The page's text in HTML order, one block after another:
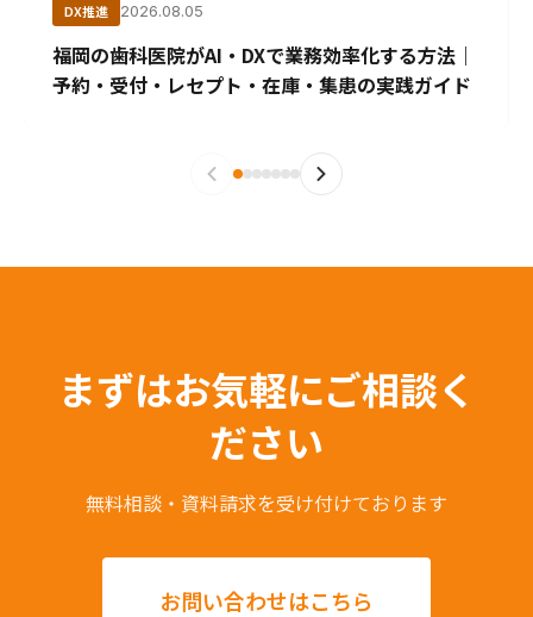
DX推進 2026.08.05
福岡の歯科医院がAI・DXで業務効率化する方法｜
予約・受付・レセプト・在庫・集患の実践ガイド
まずはお気軽にご相談く
ださい
無料相談・資料請求を受け付けております
お問い合わせはこちら